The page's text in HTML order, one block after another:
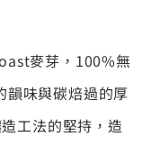
麥芽，100%無
韻味與碳焙過的厚
工法的堅持，造